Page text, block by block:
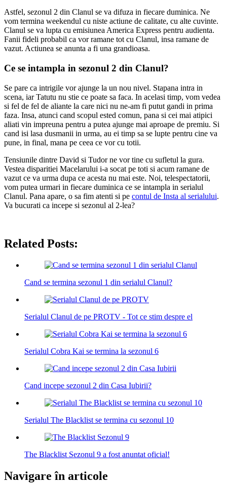
Astfel, sezonul 2 din Clanul se va difuza in fiecare duminica. Ne
vom termina weekendul cu niste actiune de calitate, cu alte cuvinte.
Clanul se va lupta cu emisiunea America Express pentru audienta.
Fanii fideli probabil ca vor ramane tot cu Clanul, insa ramane de
vazut. Actiunea se anunta a fi una grandioasa.
Ce se intampla in sezonul 2 din Clanul?
Se pare ca intrigile vor ajunge la un nou nivel. Stapana intra in
scena, iar Tatutu nu stie ce poate sa faca. In acelasi timp, vom vedea
si fel de fel de aliante la care nici nu ne-am fi putut gandi in prima
faza. Insa, atunci cand scopul ested comun, pana si cei mai atipici
aliati vin impreuna pentru a putea ajunge mai aproape de premiu. Si
cand isi lasa dusmanii in urma, au ei timp sa se lupte pentru cine va
pune, in final, mana pe ceea ce vor cu totii.
Tensiunile dintre David si Tudor ne vor tine cu sufletul la gura.
Vestea disparitiei Macelarului i-a socat pe toti si acum ramane de
vazut ce va urma dupa ce acesta nu mai este. Noi, telespectatorii,
vom putea urmari in fiecare duminica ce se intampla in serialul
Clanul. Pana apare, o sa fim atenti si pe contul de Insta al serialului.
Va bucurati ca incepe si sezonul al 2-lea?
Related Posts:
Cand se termina sezonul 1 din serialul Clanul?
Serialul Clanul de pe PROTV - Tot ce stim despre el
Serialul Cobra Kai se termina la sezonul 6
Cand incepe sezonul 2 din Casa Iubirii?
Serialul The Blacklist se termina cu sezonul 10
The Blacklist Sezonul 9 a fost anuntat oficial!
Navigare în articole